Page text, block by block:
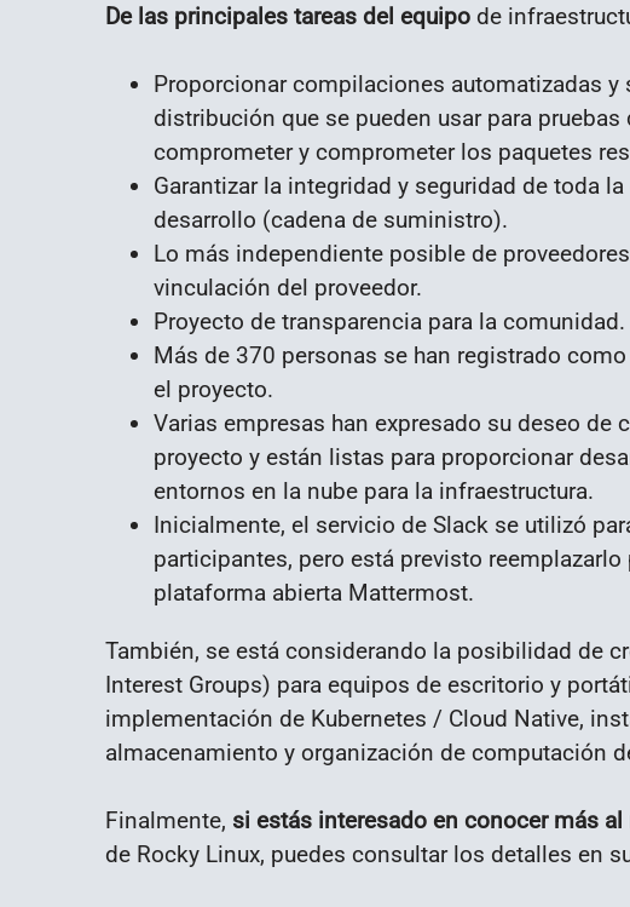
De las principales tareas del equipo de
Proporcionar compilaciones automatizadas
distribución que se pueden usar para
comprometer y comprometer los paquetes
Garantizar la integridad y seguridad de toda
desarrollo (cadena de suministro).
Lo más independiente posible de
vinculación del proveedor.
Proyecto de transparencia para la comunidad.
Más de 370 personas se han registrado
el proyecto.
Varias empresas han expresado su deseo de
proyecto y están listas para proporcionar
entornos en la nube para la infraestructura.
Inicialmente, el servicio de Slack se utilizó
participantes, pero está previsto
plataforma abierta Mattermost.
También, se está considerando la posibilidad de
Interest Groups) para equipos de escritorio y
implementación de Kubernetes / Cloud Native,
almacenamiento y organización de computación
Finalmente, si estás interesado en conocer más al
de Rocky Linux, puedes consultar los detalles en